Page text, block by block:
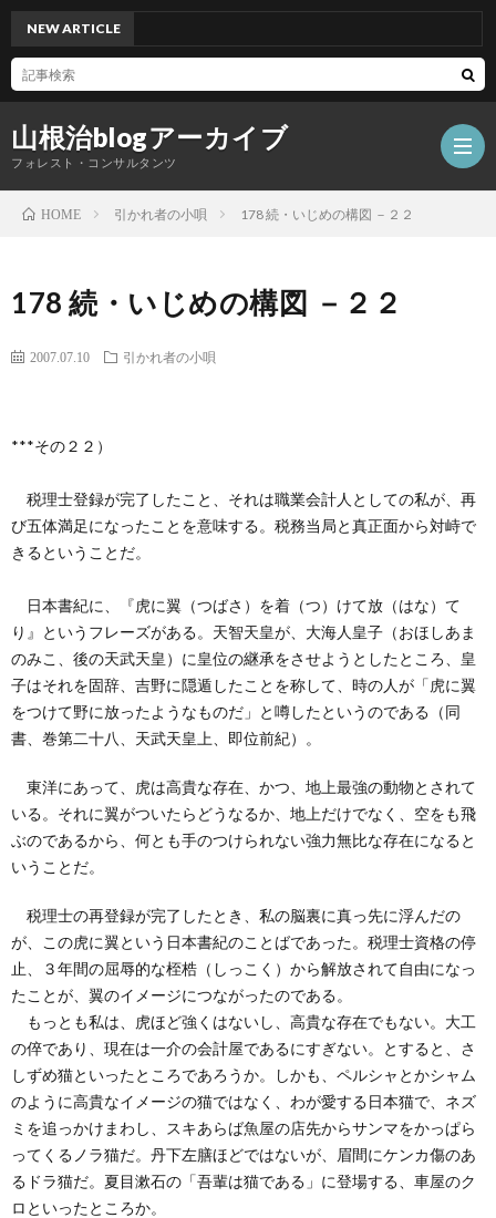
山根治blogアーカイブ
フォレスト・コンサルタンツ
創
人々
治
社
内
NEW ARTICLE
工業か？－②
HOME 引かれ者の小唄 178 続・いじめの構図 －２２
178 続・いじめの構図 －２２
2007.07.10 引かれ者の小唄
***その２２）
税理士登録が完了したこと、それは職業会計人としての私が、再
び五体満足になったことを意味する。税務当局と真正面から対峙で
きるということだ。
日本書紀に、『虎に翼（つばさ）を着（つ）けて放（はな）て
り』というフレーズがある。天智天皇が、大海人皇子（おほしあま
のみこ、後の天武天皇）に皇位の継承をさせようとしたところ、皇
子はそれを固辞、吉野に隠遁したことを称して、時の人が「虎に翼
をつけて野に放ったようなものだ」と噂したというのである（同
書、巻第二十八、天武天皇上、即位前紀）。
東洋にあって、虎は高貴な存在、かつ、地上最強の動物とされて
いる。それに翼がついたらどうなるか、地上だけでなく、空をも飛
ぶのであるから、何とも手のつけられない強力無比な存在になると
いうことだ。
税理士の再登録が完了したとき、私の脳裏に真っ先に浮んだの
が、この虎に翼という日本書紀のことばであった。税理士資格の停
止、３年間の屈辱的な桎梏（しっこく）から解放されて自由になっ
たことが、翼のイメージにつながったのである。
もっとも私は、虎ほど強くはないし、高貴な存在でもない。大工
の倅であり、現在は一介の会計屋であるにすぎない。とすると、さ
しずめ猫といったところであろうか。しかも、ペルシャとかシャム
のように高貴なイメージの猫ではなく、わが愛する日本猫で、ネズ
ミを追っかけまわし、スキあらば魚屋の店先からサンマをかっぱら
ってくるノラ猫だ。丹下左膳ほどではないが、眉間にケンカ傷のあ
るドラ猫だ。夏目漱石の「吾輩は猫である」に登場する、車屋のク
ロといったところか。